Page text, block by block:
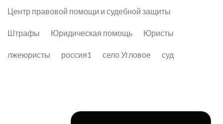
Центр правовой помощи и судебной защиты
Штрафы Юридическая помощь Юристы
лжеюристы россия1 село Угловое суд